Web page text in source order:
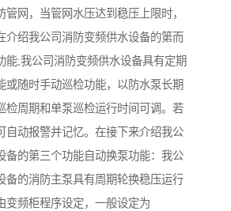
管网，当管网水压达到稳压上限时，
介绍我公司消防变频供水设备的第而
能;我公司消防变频供水设备具有定期
或随时手动巡检功能，以防水泵长期
检周期和单泵巡检运行时间可调。若
自动报警并记忆。在接下来介绍我公
备的第三个功能自动换泵功能：我公
备的消防主泵具有周期轮换稳压运行
变频柜程序设定，一般设定为